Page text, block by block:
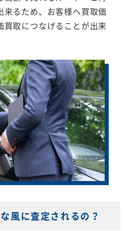
来るため、お客様へ買取価
取につなげることが出来
風に査定されるの？